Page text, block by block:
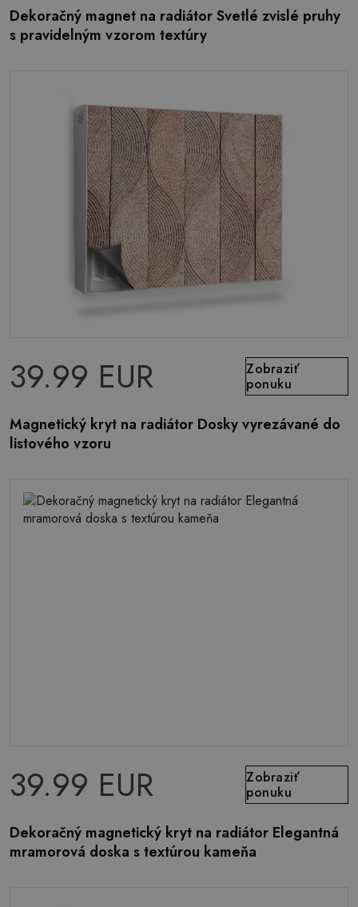
Dekoračný magnet na radiátor Svetlé zvislé pruhy
s pravidelným vzorom textúry
39.99 EUR
Zobraziť
ponuku
Magnetický kryt na radiátor Dosky vyrezávané do
listového vzoru
39.99 EUR
Zobraziť
ponuku
Dekoračný magnetický kryt na radiátor Elegantná
mramorová doska s textúrou kameňa